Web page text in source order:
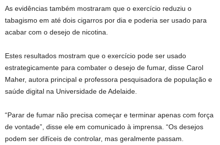
As evidências também mostraram que o exercício reduziu o
tabagismo em até dois cigarros por dia e poderia ser usado para
acabar com o desejo de nicotina.
Estes resultados mostram que o exercício pode ser usado
estrategicamente para combater o desejo de fumar, disse Carol
Maher, autora principal e professora pesquisadora de população e
saúde digital na Universidade de Adelaide.
“Parar de fumar não precisa começar e terminar apenas com força
de vontade”, disse ele em comunicado à imprensa. “Os desejos
podem ser difíceis de controlar, mas geralmente passam.